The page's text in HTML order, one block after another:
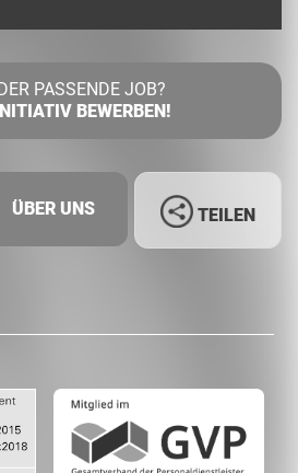
PASSENDE JOB?
BEWERBEN!
ÜBER UNS TEILEN